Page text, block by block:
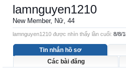
lamnguyen1210
New Member, Nữ, 44
lamnguyen1210 được nhìn thấy lần cuối: 8/8/
Tin nhắn hồ sơ
Các bài đăng